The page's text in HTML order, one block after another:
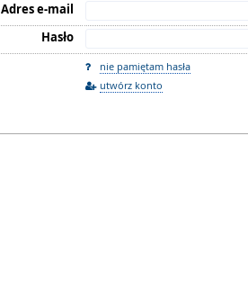
Adres e-mail
Hasło
nie pamiętam hasła
utwórz konto